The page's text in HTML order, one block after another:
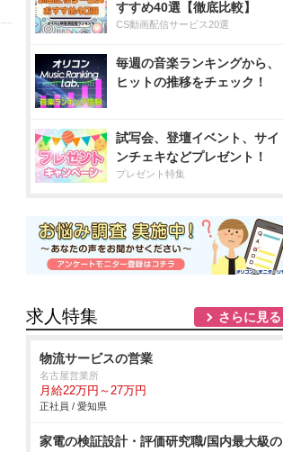
すすめ40選【徹底比較】
CS動画配信サービス20選
毎週の音楽ランキングから、
ヒットの推移をチェック！
試写会、登壇イベント、サイ
ンチェキなどプレゼント！
プレゼント特集
求人特集 さらに見る
物流サービスの営業
名古屋営業所
月給22万円～27万円
正社員 / 愛知県
家電の検証設計・評価研究職/国内最大級の